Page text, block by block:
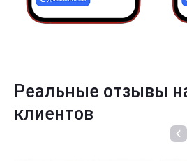
Реальные отзывы
клиентов